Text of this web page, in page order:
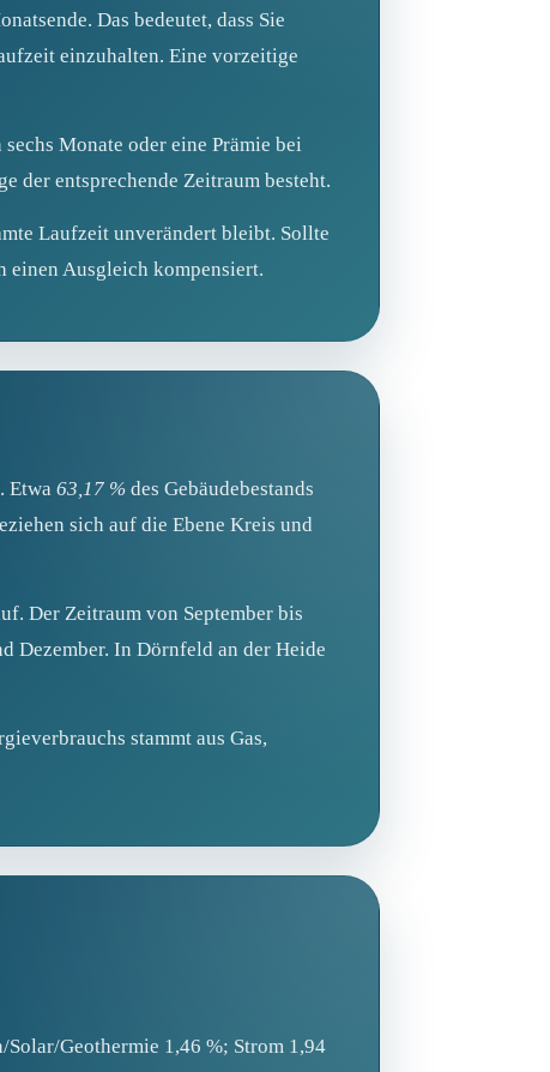
Das bedeutet, dass Sie
einzuhalten. Eine vorzeitige
Monate oder eine Prämie bei
der entsprechende Zeitraum besteht.
Laufzeit unverändert bleibt. Sollte
einen Ausgleich kompensiert.
Etwa 63,17 % des Gebäudebestands
sich auf die Ebene Kreis und
Der Zeitraum von September bis
Dezember. In Dörnfeld an der Heide
stammt aus Gas,
Geothermie 1,46 %; Strom 1,94